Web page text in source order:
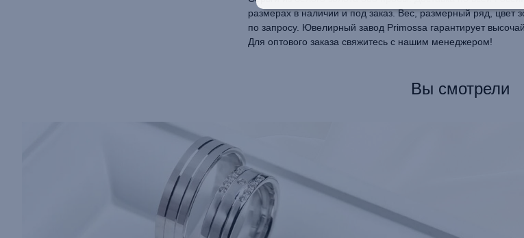
размерах в наличии и под заказ. Вес, размерный ряд, цвет
по запросу. Ювелирный завод Primossa гарантирует
Для оптового заказа свяжитесь с нашим менеджером!
Вы смотрели